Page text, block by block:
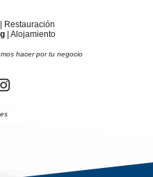
Restauración
| Alojamiento
hacer por tu negocio